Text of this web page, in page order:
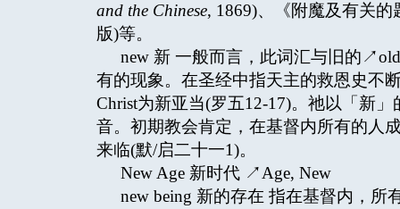
and the Chinese, 1869)、《附魔及有关的
版)等。
new 新 一般而言，此词汇与旧的
有的现象。在圣经中指天主的救恩史不
Christ为新亚当(罗五12-17)。祂以「新
音。初期教会肯定，在基督内所有的人
来临(默/启二十一1)。
New Age 新时代 ↗Age, New
new being 新的存在 指在基督内，